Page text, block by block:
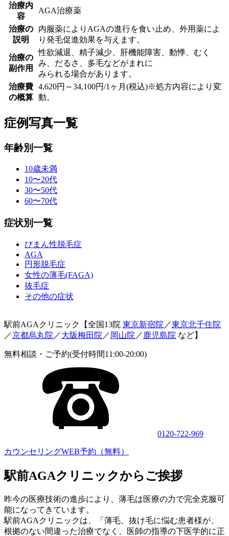
治療内
容
AGA治療薬
治療の
説明
内服薬によりAGAの進行を食い止め、外用薬によ
り発毛促進効果を与えます。
治療の
副作用
性欲減退、精子減少、肝機能障害、動悸、むく
み、だるさ、多毛などがまれに
みられる場合があります。
治療費
の概算
4,620円～34,100円/1ヶ月(税込)※処方内容により変
動。
症例写真一覧
年齢別一覧
10歳未満
10〜20代
30〜50代
60〜70代
症状別一覧
びまん性脱毛症
AGA
円形脱毛症
女性の薄毛(FAGA)
抜毛症
その他の症状
駅前AGAクリニック【全国13院 東京新宿院 ／東京北千住院
／京都烏丸院 ／大阪梅田院 ／ 岡山院 ／ 鹿児島院 など】
無料相談・ご予約(受付時間11:00-20:00)
0120-722-969
カウンセリングWEB予約（無料）
駅前AGAクリニックからご挨拶
昨今の医療技術の進歩により、薄毛は医療の力で完全克服可
能になってきています。
駅前AGAクリニックは、「薄毛、抜け毛に悩む患者様が、
根拠のない間違った治療でなく、医師の指導の下医学的に正